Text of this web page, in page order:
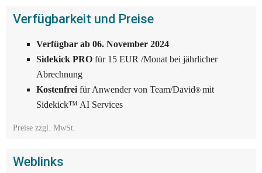
Verfügbarkeit und Preise
Verfügbar ab 06. November 2024
Sidekick PRO für 15 EUR /Monat bei jährlicher
Abrechnung
Kostenfrei für Anwender von Team/David® mit
Sidekick™ AI Services
Preise zzgl. MwSt.
Weblinks